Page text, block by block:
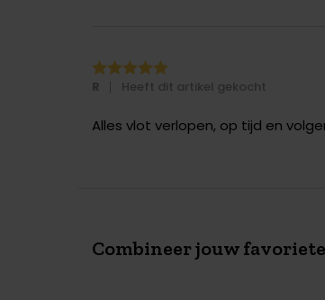
R Heeft dit artikel gekocht
Alles vlot verlopen, op tijd en
Combineer jouw